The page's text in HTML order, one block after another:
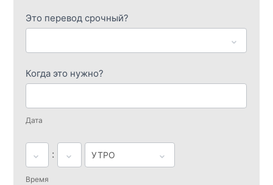
Это перевод срочный?
Когда это нужно?
Дата
:
Время